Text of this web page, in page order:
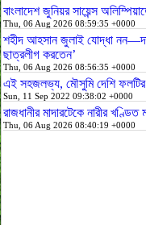
বাংলাদেশ জুনিয়র সায়েন্স
Thu, 06 Aug 2026 08:59:35 +0000
শহীদ আহসান জুলাই যোদ্ধা
ছাত্রলীগ করতেন’
Thu, 06 Aug 2026 08:56:35 +0000
এই সহজলভ্য, মৌসুমি দেশি
Sun, 11 Sep 2022 09:38:02 +0000
রাজধানীর মাদারটেকে নারীর
Thu, 06 Aug 2026 08:40:19 +0000